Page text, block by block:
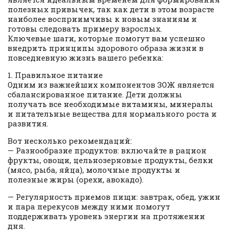
полезных привычек, так как дети в этом возрасте
наиболее восприимчивы к новым знаниям и
готовы следовать примеру взрослых.
Ключевые шаги, которые помогут вам успешно
внедрить принципы здорового образа жизни в
повседневную жизнь вашего ребенка:
1. Правильное питание
Одним из важнейших компонентов ЗОЖ является
сбалансированное питание. Дети должны
получать все необходимые витамины, минералы
и питательные вещества для нормального роста и
развития.
Вот несколько рекомендаций:
— Разнообразие продуктов: включайте в рацион
фрукты, овощи, цельнозерновые продукты, белки
(мясо, рыба, яйца), молочные продукты и
полезные жиры (орехи, авокадо).
— Регулярность приемов пищи: завтрак, обед, ужин
и пара перекусов между ними помогут
поддерживать уровень энергии на протяжении
дня.